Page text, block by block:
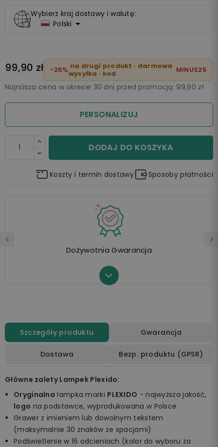
Wybierz kraj dostawy i walutę:
Polski 
99,90 zł -25% na drugi produkt · darmowa
wysyłka · kod
MINUS25
Najniższa cena w okresie 30 dni przed promocją: 99,90 zł
PERSONALIZUJ
DODAJ DO KOSZYKA
Koszty i termin dostawy Sposoby płatności
Dożywotnia Gwarancja
Szczegóły produktu Gwarancja
Dostawa Bezp. produktu (GPSR)
Główne zalety Lampek Plexido:
Oryginalna lampka marki PLEXIDO - najwyższa jakość,
logo na podstawce, wyprodukowana w Polsce
Grawer z imieniem lub dowolnym tekstem
(maksymalnie 30 znaków ze spacjami)
Podświetlenie w 16 odcieniach (kolor do wyboru za